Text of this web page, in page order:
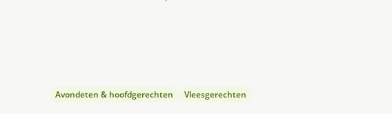
Avondeten & hoofdgerechten Vleesgerechten